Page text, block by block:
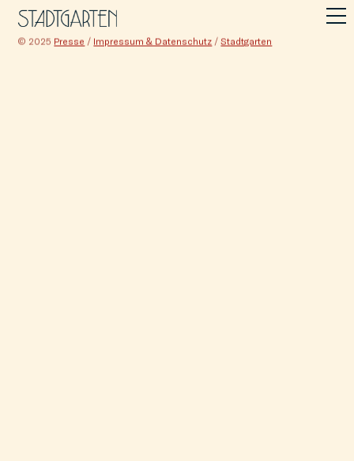
© 2025 Presse / Impressum & Datenschutz /Stadtgarten